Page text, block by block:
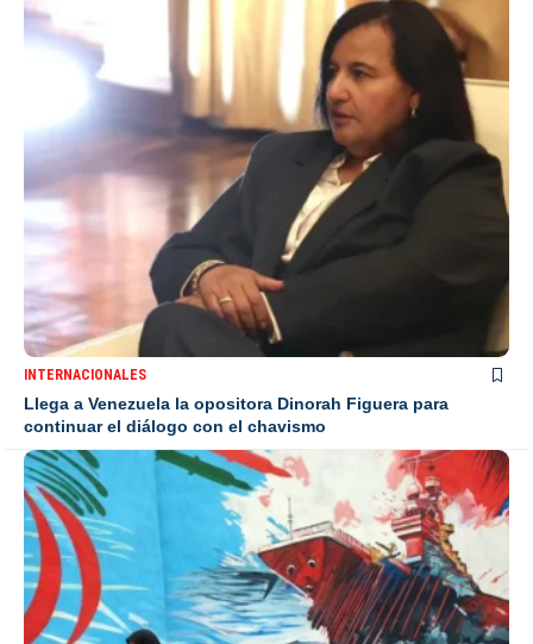
INTERNACIONALES
Llega a Venezuela la opositora Dinorah Figuera para
continuar el diálogo con el chavismo